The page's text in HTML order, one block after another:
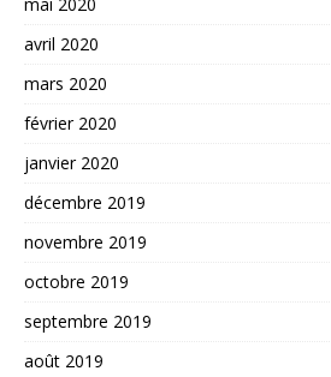
avril 2020
mars 2020
février 2020
janvier 2020
décembre 2019
novembre 2019
octobre 2019
septembre 2019
août 2019